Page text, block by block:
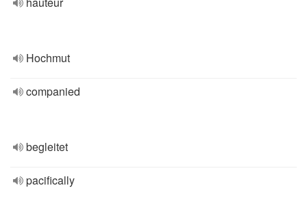
Hochmut
companied
begleitet
pacifically